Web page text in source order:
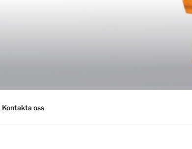
Kontakta oss